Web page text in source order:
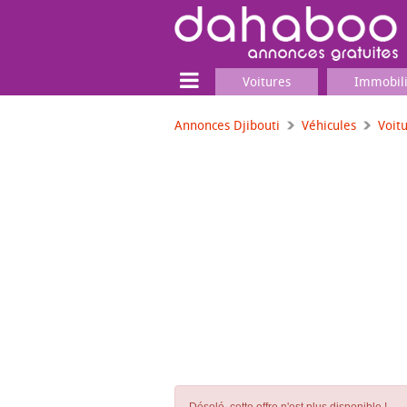
Voitures
Annonces Djibouti Véhicules